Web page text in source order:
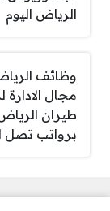
الرياض اليوم
وظائف
مجال
برواتب تصل الى